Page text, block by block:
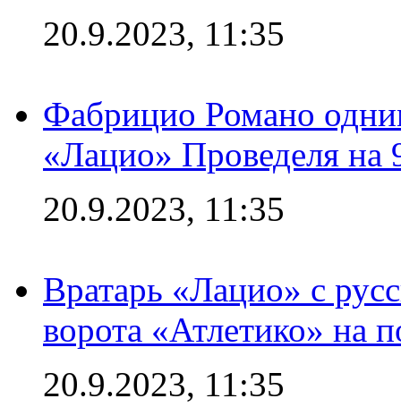
20.9.2023, 11:35
Фабрицио Романо
«Лацио» Проведеля на
20.9.2023, 11:35
Вратарь «Лацио» с
ворота «Атлетико» на
20.9.2023, 11:35